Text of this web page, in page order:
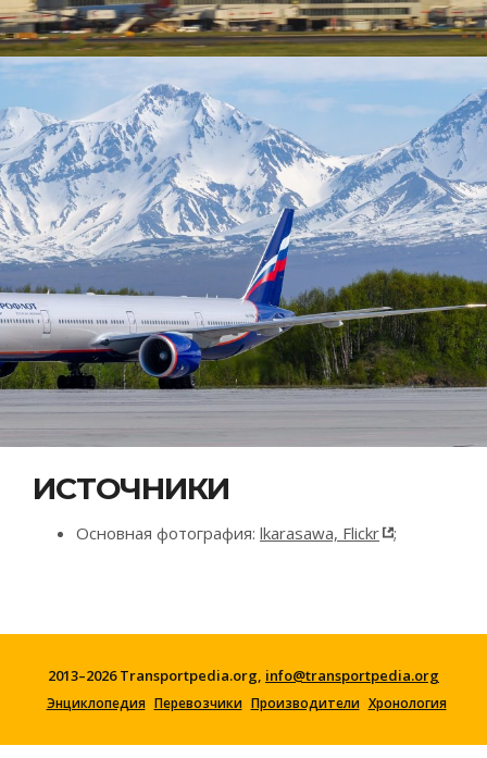
ИСТОЧНИКИ
Основная фотография: lkarasawa, Flickr ;
2013–2026 Transportpedia.org, info@transportpedia.org
Энциклопедия Перевозчики Производители Хронология